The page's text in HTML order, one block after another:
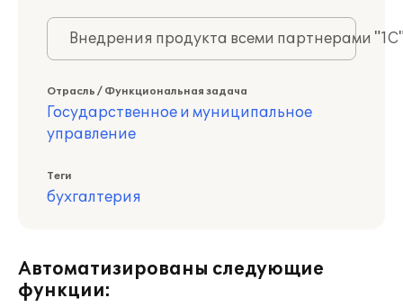
Внедрения продукта всеми партнерами
Отрасль / Функциональная задача
Государственное и муниципальное
управление
Теги
бухгалтерия
Автоматизированы следующие
функции: